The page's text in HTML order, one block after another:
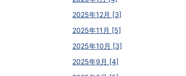
2025年12月 [3]
2025年11月 [5]
2025年10月 [3]
2025年9月 [4]